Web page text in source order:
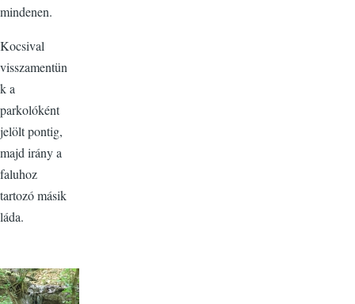
mindenen.
Kocsival
visszamentün
k a
parkolóként
jelölt pontig,
majd irány a
faluhoz
tartozó másik
láda.